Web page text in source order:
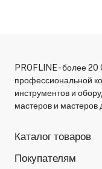
PROFLINE - более
профессиональной
инструментов и
мастеров и
Каталог товаров
Покупателям